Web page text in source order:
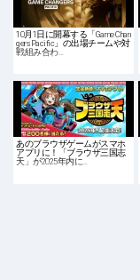
10月1日に開幕する「Game Chan
gers Pacific」の出場チームや対
戦組み合わ…
あのブラウザゲームがスマホ
アプリに！「ブラウザ三国志
天」が2025年内に…